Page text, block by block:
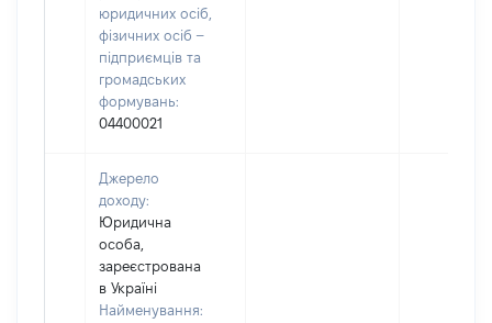
юридичних осіб,
фізичних осіб –
підприємців та
громадських
формувань:
04400021
Джерело
доходу:
Юридична
особа,
зареєстрована
в Україні
Найменування: